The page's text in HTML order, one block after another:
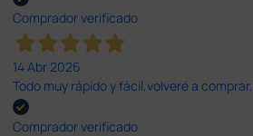
Comprador verificado
14 Abr 2026
Todo muy rápido y fácil,volveré a comprar.
Comprador verificado